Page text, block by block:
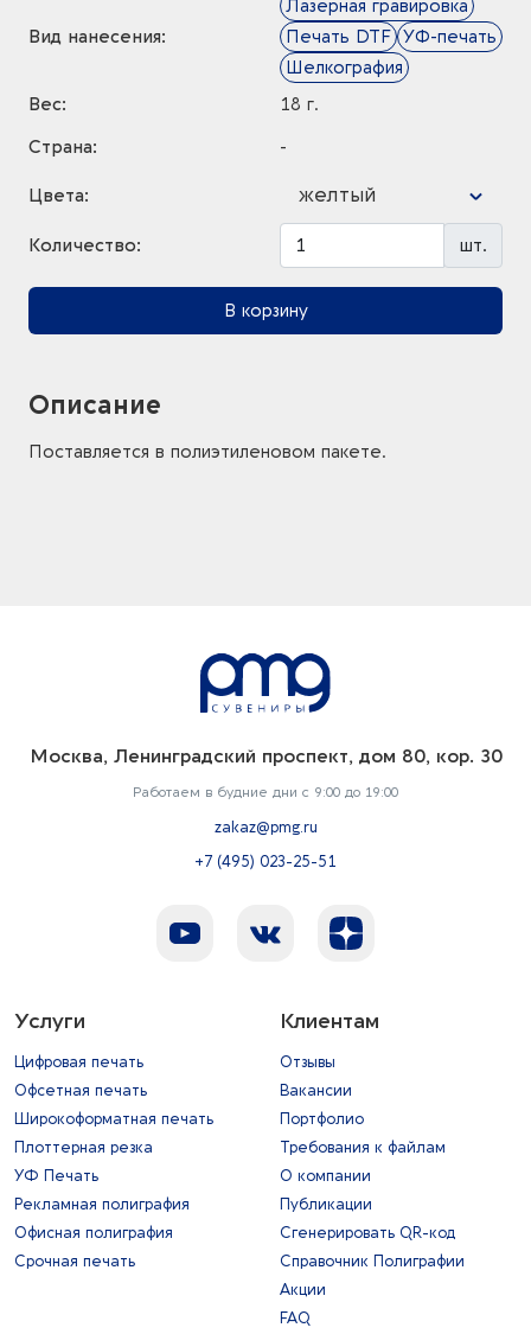
Вид нанесения:
Лазерная гравировка
Печать DTF УФ-печать
Шелкография
Вес:
18 г.
Страна:
-
Цвета: желтый
Количество: шт.
В корзину
Описание
Поставляется в полиэтиленовом пакете.
Москва, Ленинградский проспект, дом 80, кор. 30
Работаем в будние дни с 9:00 до 19:00
zakaz@pmg.ru
+7 (495) 023-25-51
Услуги
Цифровая печать
Офсетная печать
Широкоформатная печать
Плоттерная резка
УФ Печать
Рекламная полиграфия
Офисная полиграфия
Срочная печать
Клиентам
Отзывы
Вакансии
Портфолио
Требования к файлам
О компании
Публикации
Сгенерировать QR-код
Справочник Полиграфии
Акции
FAQ